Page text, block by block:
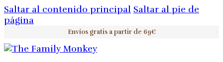
Saltar al contenido principal Saltar al pie de
página
Envíos gratis a partir de 69€